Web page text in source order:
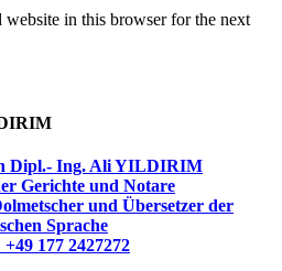
website in this browser for the next
Dipl.- Ing. Ali YILDIRIM
Gerichte und Notare
und Übersetzer der
Sprache
177 2427272